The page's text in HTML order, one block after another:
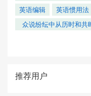
英语编辑
英语惯用法
众说纷纭中从历时和
推荐用户